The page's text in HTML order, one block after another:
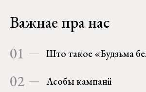
Важнае пра нас
01 Што такое «Будзьма
02 Асобы кампаніі